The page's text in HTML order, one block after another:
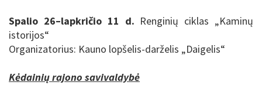
Spalio 26–lapkričio 11 d. Renginių ciklas „Kaminų
istorijos“
Organizatorius: Kauno lopšelis-darželis „Daigelis“
Kėdainių rajono savivaldybė